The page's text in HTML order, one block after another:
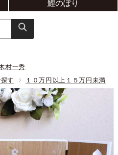
鯉のぼり
村一秀
す １０万円以上１５万円未満